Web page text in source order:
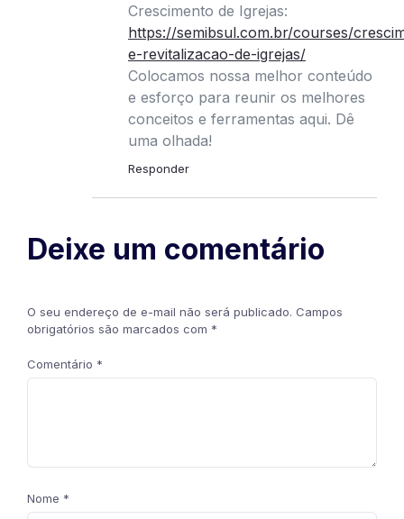
Crescimento de Igrejas:
https://semibsul.com.br/courses/
e-revitalizacao-de-igrejas/
Colocamos nossa melhor conteúdo
e esforço para reunir os melhores
conceitos e ferramentas aqui. Dê
uma olhada!
Responder
Deixe um comentário
O seu endereço de e-mail não será publicado. Campos
obrigatórios são marcados com *
Comentário *
Nome *